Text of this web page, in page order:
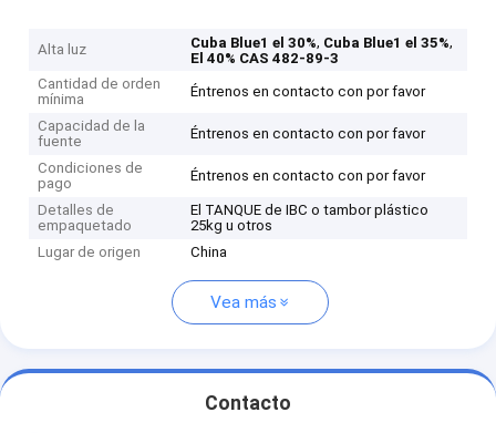
Alta luz Cuba Blue1 el 30%, Cuba Blue1 el 35%,
El 40% CAS 482-89-3
Cantidad de orden
mínima
Éntrenos en contacto con por favor
Capacidad de la
fuente
Éntrenos en contacto con por favor
Condiciones de
pago
Éntrenos en contacto con por favor
Detalles de
empaquetado
El TANQUE de IBC o tambor plástico
25kg u otros
Lugar de origen
China
Vea más
Contacto